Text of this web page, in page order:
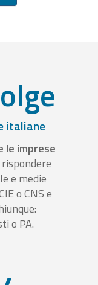
italiane
imprese
e medie
o CNS e
o PA.